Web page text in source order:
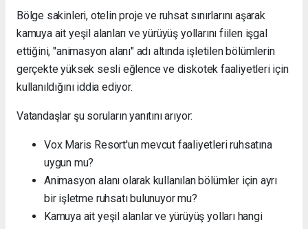
Bölge sakinleri, otelin proje ve ruhsat sınırlarını aşarak
kamuya ait yeşil alanları ve yürüyüş yollarını fiilen işgal
ettiğini, "animasyon alanı" adı altında işletilen bölümlerin
gerçekte yüksek sesli eğlence ve diskotek faaliyetleri için
kullanıldığını iddia ediyor.
Vatandaşlar şu soruların yanıtını arıyor:
Vox Maris Resort'un mevcut faaliyetleri ruhsatına
uygun mu?
Animasyon alanı olarak kullanılan bölümler için ayrı
bir işletme ruhsatı bulunuyor mu?
Kamuya ait yeşil alanlar ve yürüyüş yolları hangi